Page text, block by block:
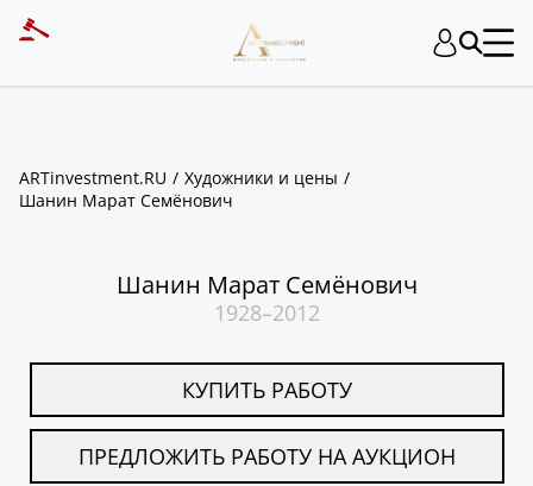
ARTinvestment.RU
Художники и цены
Шанин Марат Семёнович
Шанин Марат Семёнович
1928–2012
КУПИТЬ РАБОТУ
ПРЕДЛОЖИТЬ РАБОТУ НА АУКЦИОН